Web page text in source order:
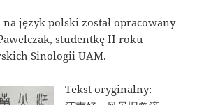
na język polski został opracowany
studentkę II roku
Sinologii UAM.
Tekst oryginalny: